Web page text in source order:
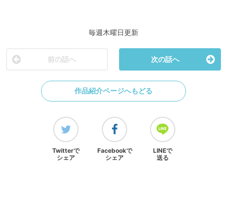
毎週木曜日更新
前の話へ 次の話へ
作品紹介ページへもどる
Twitterで
シェア
Facebookで
シェア
LINEで
送る